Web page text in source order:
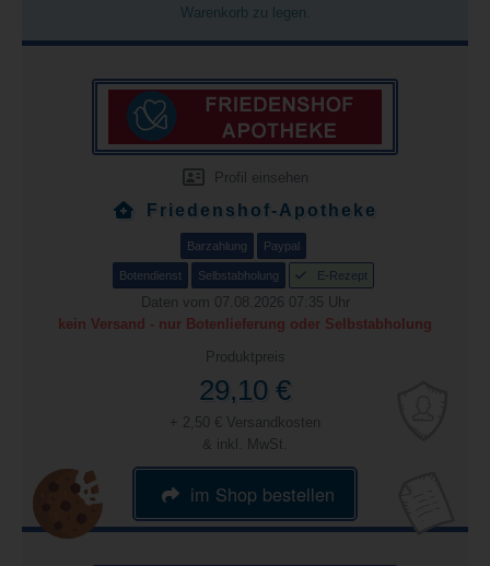
Warenkorb zu legen.
Profil einsehen
Friedenshof-Apotheke
Barzahlung Paypal
Botendienst Selbstabholung E-Rezept
Daten vom 07.08.2026 07:35 Uhr
kein Versand - nur Botenlieferung oder Selbstabholung
Produktpreis
29,10 €
+ 2,50 € Versandkosten
& inkl. MwSt.
im Shop bestellen